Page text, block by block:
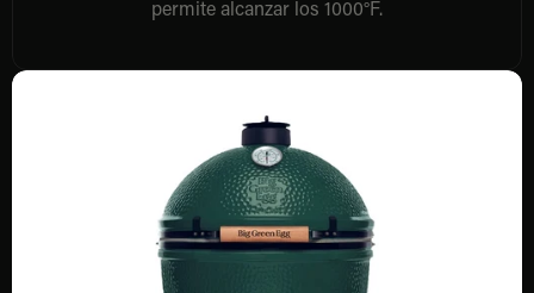
permite alcanzar los 1000°F.